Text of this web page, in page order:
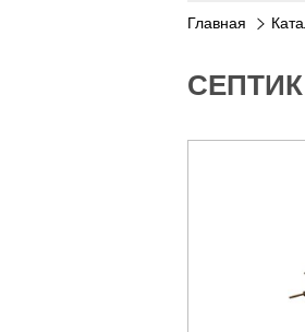
Главная
СЕПТИК